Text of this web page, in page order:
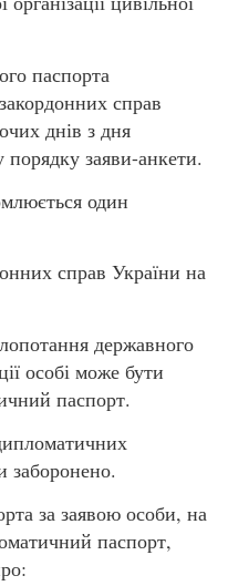
паспорта
справ
днів з дня
заяви-анкети.
один
справ України на
державного
особі може бути
паспорт.
заборонено.
за заявою особи, на
паспорт,